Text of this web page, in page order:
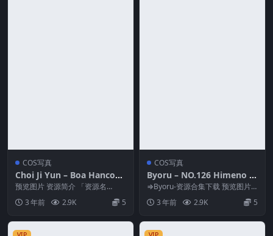
COS写真
Choi Ji Yun – Boa Hancock
[28P-43M]
预览图片 资源简介 「资源名
称」：Choi Ji Yun – Boa Hanco...
3 年前 2.9K 5
COS写真
Byoru – NO.126 Himeno [4
9P5V-864MB]
⇒Byoru-资源合集下载 预览图片
资源简介 「资源名称」：Byoru –
N...3 年前 2.9K 5